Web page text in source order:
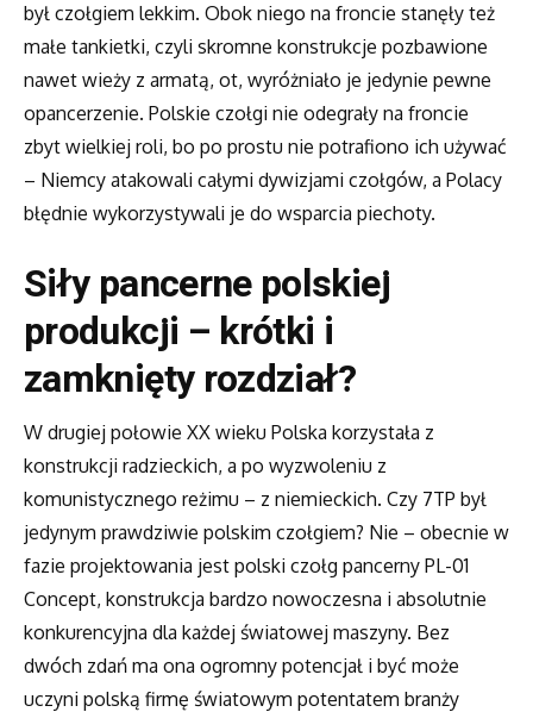
był czołgiem lekkim. Obok niego na froncie stanęły też
małe tankietki, czyli skromne konstrukcje pozbawione
nawet wieży z armatą, ot, wyróżniało je jedynie pewne
opancerzenie. Polskie czołgi nie odegrały na froncie
zbyt wielkiej roli, bo po prostu nie potrafiono ich używać
– Niemcy atakowali całymi dywizjami czołgów, a Polacy
błędnie wykorzystywali je do wsparcia piechoty.
Siły pancerne polskiej
produkcji – krótki i
zamknięty rozdział?
W drugiej połowie XX wieku Polska korzystała z
konstrukcji radzieckich, a po wyzwoleniu z
komunistycznego reżimu – z niemieckich. Czy 7TP był
jedynym prawdziwie polskim czołgiem? Nie – obecnie w
fazie projektowania jest polski czołg pancerny PL-01
Concept, konstrukcja bardzo nowoczesna i absolutnie
konkurencyjna dla każdej światowej maszyny. Bez
dwóch zdań ma ona ogromny potencjał i być może
uczyni polską firmę światowym potentatem branży